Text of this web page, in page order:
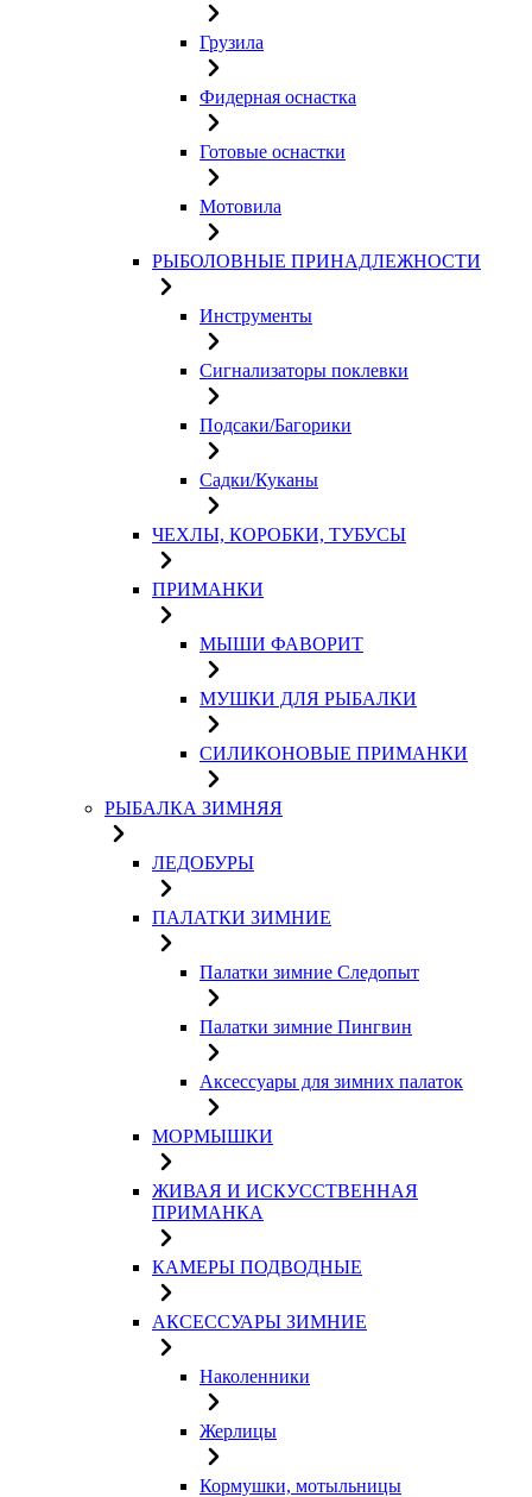
Грузила
Фидерная оснастка
Готовые оснастки
Мотовила
РЫБОЛОВНЫЕ ПРИНАДЛЕЖНОСТИ
Инструменты
Сигнализаторы поклевки
Подсаки/Багорики
Садки/Куканы
ЧЕХЛЫ, КОРОБКИ, ТУБУСЫ
ПРИМАНКИ
МЫШИ ФАВОРИТ
МУШКИ ДЛЯ РЫБАЛКИ
СИЛИКОНОВЫЕ ПРИМАНКИ
РЫБАЛКА ЗИМНЯЯ
ЛЕДОБУРЫ
ПАЛАТКИ ЗИМНИЕ
Палатки зимние Следопыт
Палатки зимние Пингвин
Аксессуары для зимних палаток
МОРМЫШКИ
ЖИВАЯ И ИСКУССТВЕННАЯ
ПРИМАНКА
КАМЕРЫ ПОДВОДНЫЕ
АКСЕССУАРЫ ЗИМНИЕ
Наколенники
Жерлицы
Кормушки, мотыльницы